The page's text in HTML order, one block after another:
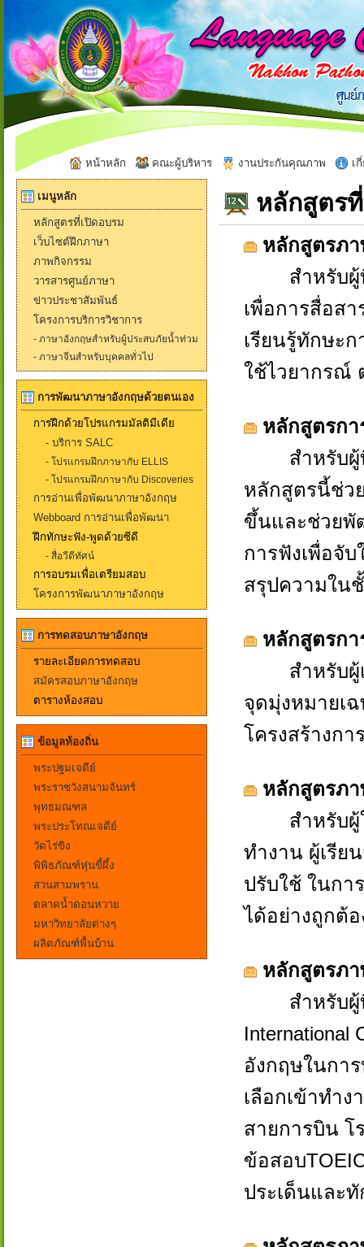
หน้าหลัก คณะผู้บริหาร งานประกันคุณภาพ เ
เมนูหลัก
หลักสูตรที่เปิดอบรม
เว็บไซต์ฝึกภาษา
ภาพกิจกรรม
วารสารศูนย์ภาษา
ข่าวประชาสัมพันธ์
โครงการบริการวิชาการ
- ภาษาอังกฤษสำหรับผู้ประสบภัยน้ำท่วม
- ภาษาจีนสำหรับบุคคลทั่วไป
การพัฒนาภาษาอังกฤษด้วยตนเอง
การฝึกด้วยโปรแกรมมัลติมีเดีย
- บริการ SALC
- โปรแกรมฝึกภาษากับ ELLIS
- โปรแกรมฝึกภาษากับ Discoveries
การอ่านเพื่อพัฒนาภาษาอังกฤษ
Webboard การอ่านเพื่อพัฒนา
ฝึกทักษะฟัง-พูดด้วยซีดี
- สื่อวีดีทัศน์
การอบรมเพื่อเตรียมสอบ
โครงการพัฒนาภาษาอังกฤษ
การทดสอบภาษาอังกฤษ
รายละเอียดการทดสอบ
สมัครสอบภาษาอังกฤษ
ตารางห้องสอบ
ข้อมูลท้องถิ่น
พระปฐมเจดีย์
พระราชวังสนามจันทร์
พุทธมณฑล
พระประโทณเจดีย์
วัดไร่ขิง
พิพิธภัณฑ์หุ่นขี้ผึ้ง
สวนสามพราน
ตลาดน้ำดอนหวาย
มหาวิทยาลัยต่างๆ
ผลิตภัณฑ์พื้นบ้าน
หลักสูตร
หลักสูตรภา
สำหรับผู้ที่
เพื่อการสื่อส
เรียนรู้ทักษะ
ใช้ไวยากรณ์
หลักสูตรก
สำหรับผู้ที่
หลักสูตรนี้ช่ว
ขึ้นและช่วยพั
การฟังเพื่อจับ
สรุปความใน
หลักสูตรกา
สำหรับผู้เเ
จุดมุ่งหมายเ
โครงสร้างก
หลักสูตรภ
สำหรับผู้ใ
ทำงาน ผู้เรีย
ปรับใช้ ในกา
ได้อย่างถูกต้
หลักสูตรภา
สำหรับผู้ที่ต้
International
อังกฤษในกา
เลือกเข้าทำ
สายการบิน โ
ข้อสอบ
ประเด็นและ